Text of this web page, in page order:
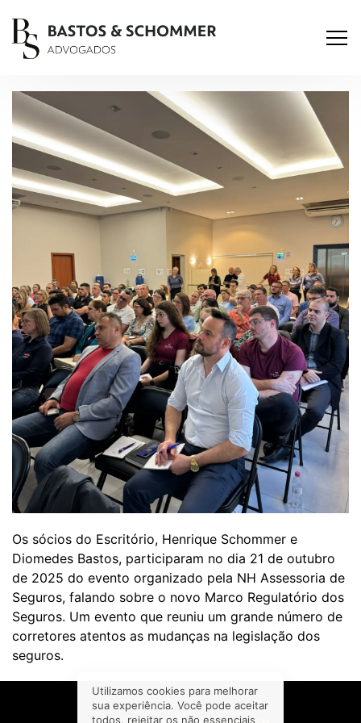
Os sócios do Escritório, Henrique Schommer e
Diomedes Bastos, participaram no dia 21 de outubro
de 2025 do evento organizado pela NH Assessoria de
Seguros, falando sobre o novo Marco Regulatório dos
Seguros. Um evento que reuniu um grande número de
corretores atentos as mudanças na legislação dos
seguros.
Utilizamos cookies para melhorar
sua experiência. Você pode aceitar
todos, rejeitar os não essenciais